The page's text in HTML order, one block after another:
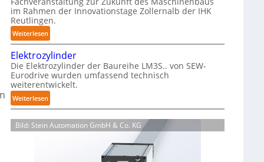
u
n
d
k
o
r
r
o
s
i
o
n
i
n
-
B
e
l
a
d
u
n
g
f
im Rahmen der Innovationstage Zollernalb der IHK
Reutlingen.
Weiterlesen:
I
n
n
o
v
a
t
o
Elektrozylinder
Die Elektrozylinder der Baureihe LM3S.. von SEW-
Eurodrive wurden umfassend technisch
weiterentwickelt.
Weiterlesen:
E
l
e
Bild: Stein Automation GmbH & Co. KG